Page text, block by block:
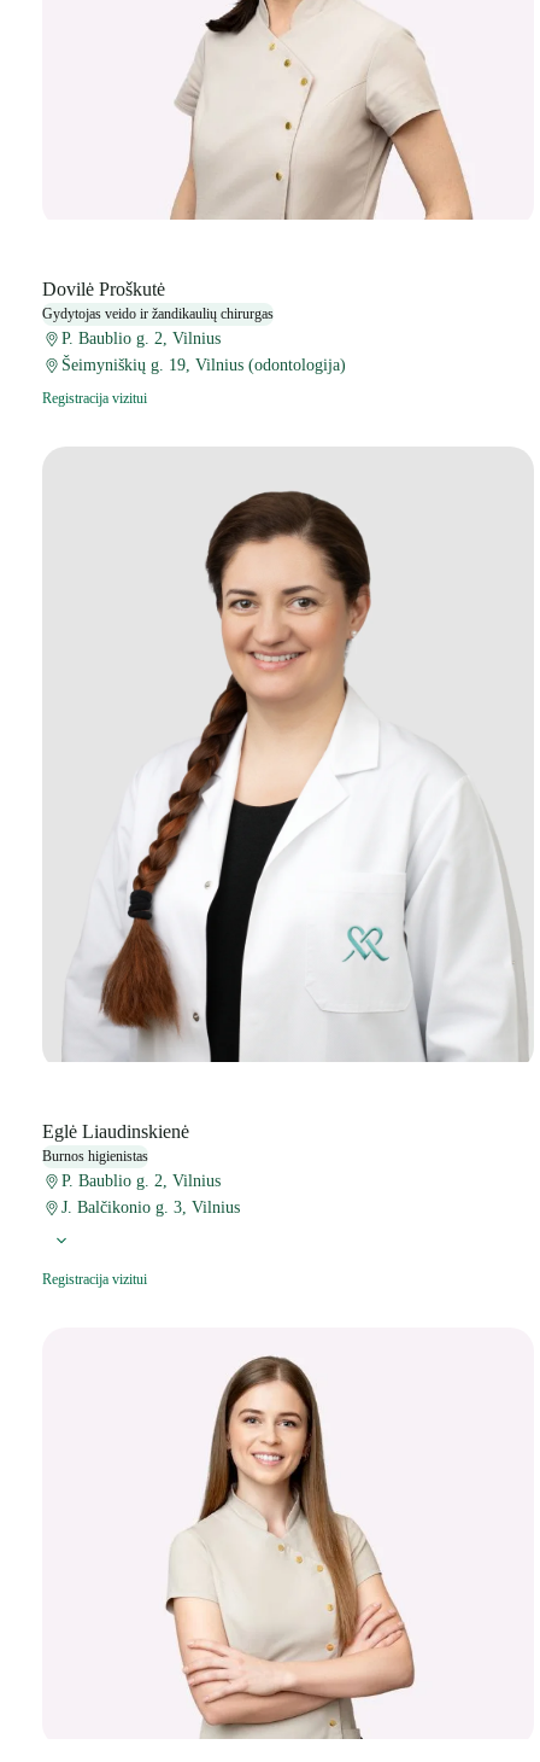
Dovilė Proškutė
Gydytojas veido ir žandikaulių chirurgas
P. Baublio g. 2, Vilnius
Šeimyniškių g. 19, Vilnius (odontologija)
Registracija vizitui
Eglė Liaudinskienė
Burnos higienistas
P. Baublio g. 2, Vilnius
J. Balčikonio g. 3, Vilnius
Registracija vizitui